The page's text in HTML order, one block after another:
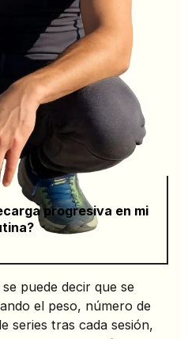
progresiva en mi
puede decir que se
el peso, número de
series tras cada sesión,